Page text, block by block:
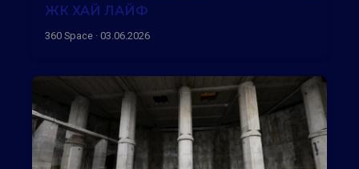
ЖК ХАЙ ЛАЙФ
360 Space · 03.06.2026